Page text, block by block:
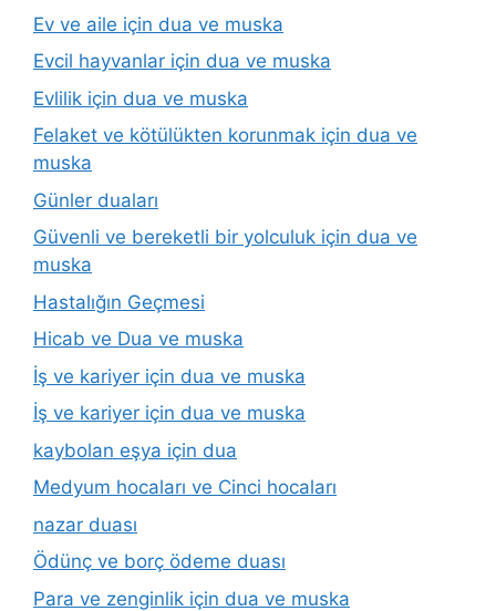
Ev ve aile için dua ve muska
Evcil hayvanlar için dua ve muska
Evlilik için dua ve muska
Felaket ve kötülükten korunmak için dua ve
muska
Günler duaları
Güvenli ve bereketli bir yolculuk için dua ve
muska
Hastalığın Geçmesi
Hicab ve Dua ve muska
İş ve kariyer için dua ve muska
İş ve kariyer için dua ve muska
kaybolan eşya için dua
Medyum hocaları ve Cinci hocaları
nazar duası
Ödünç ve borç ödeme duası
Para ve zenginlik için dua ve muska